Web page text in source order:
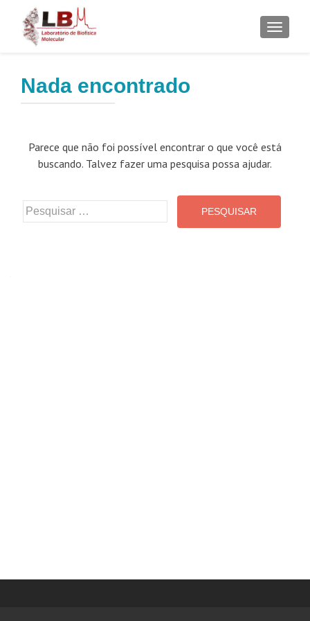
Nada encontrado
Parece que não foi possível encontrar o que você está
buscando. Talvez fazer uma pesquisa possa ajudar.
Pesquisar
por: